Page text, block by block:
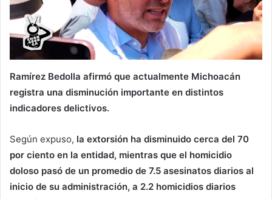
Ramírez Bedolla afirmó que actualmente Michoacán
registra una disminución importante en distintos
indicadores delictivos.
Según expuso, la extorsión ha disminuido cerca del 70
por ciento en la entidad, mientras que el homicidio
doloso pasó de un promedio de 7.5 asesinatos diarios al
inicio de su administración, a 2.2 homicidios diarios